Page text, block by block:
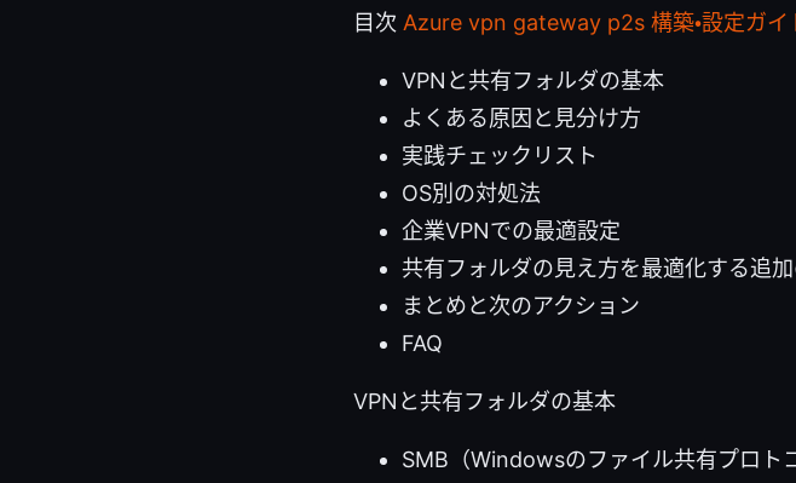
目次 Azure vpn gateway p2s 構築・設定ガ
VPNと共有フォルダの基本
よくある原因と見分け方
実践チェックリスト
OS別の対処法
企業VPNでの最適設定
共有フォルダの見え方を最適化する追
まとめと次のアクション
FAQ
VPNと共有フォルダの基本
SMB（Windowsのファイル共有プロト